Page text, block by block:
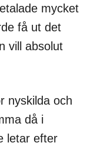
mycket
få ut det
vill absolut
nyskilda och
då i
letar efter